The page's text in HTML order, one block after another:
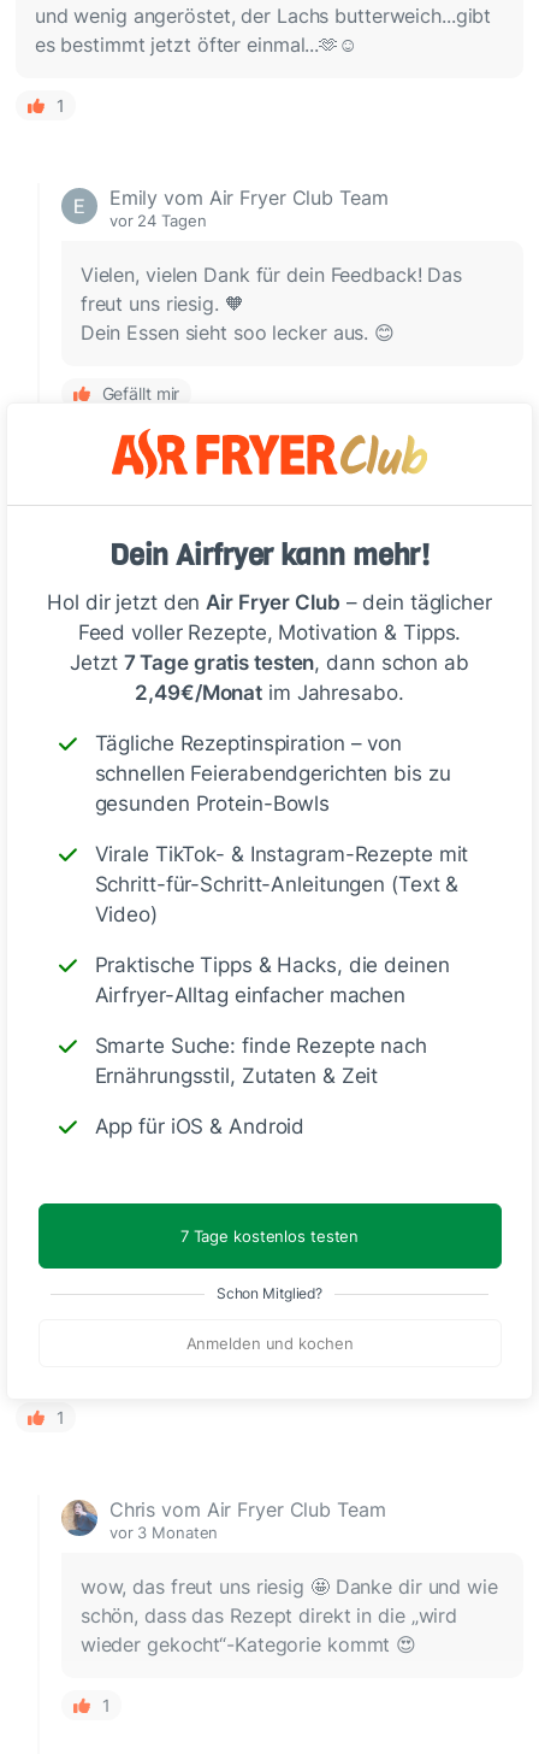
Dein Airfryer kann mehr!
Hol dir jetzt denAir Fryer Club – dein täglicher
Feed voller Rezepte, Motivation & Tipps.
Jetzt 7 Tage gratis testen, dann schon ab
2,49€/Monat im Jahresabo.
Tägliche Rezeptinspiration – von
schnellen Feierabendgerichten bis zu
gesunden Protein-Bowls
Virale TikTok- & Instagram-Rezepte mit
Schritt-für-Schritt-Anleitungen (Text &
Video)
Praktische Tipps & Hacks, die deinen
Airfryer-Alltag einfacher machen
Smarte Suche: finde Rezepte nach
Ernährungsstil, Zutaten & Zeit
App für iOS & Android
7 Tage kostenlos testen
Schon Mitglied?
Anmelden und kochen
und wenig angeröstet, der Lachs butterweich...gibt
es bestimmt jetzt öfter einmal...🫶☺️
1
Emily vom Air Fryer Club Team
vor 24 Tagen
Vielen, vielen Dank für dein Feedback! Das
freut uns riesig. 🧡
Dein Essen sieht soo lecker aus. 😊
Gefällt mir
melgoe
vor 3 Monaten
wieder gekocht 🤩
1
Chris vom Air Fryer Club Team
vor 3 Monaten
wow, das freut uns riesig 🤩 Danke dir und wie
schön, dass das Rezept direkt in die „wird
wieder gekocht“-Kategorie kommt 😍
1